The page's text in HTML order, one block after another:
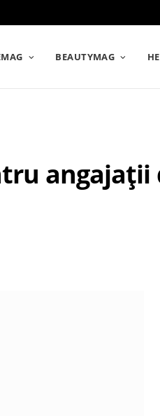
BEAUTYMAG